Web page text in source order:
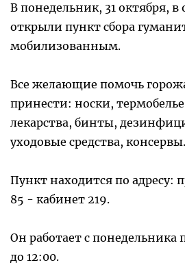
В понедельник, 31 октября,
открыли пункт сбора
мобилизованным.
Все желающие помочь
принести: носки,
лекарства, бинты,
уходовые средства, консервы.
Пункт находится по адресу:
85 - кабинет 219.
Он работает с понедельника
до 12:00.